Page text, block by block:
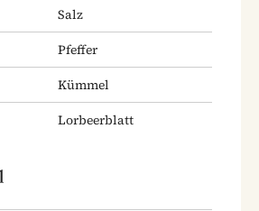
Salz
Pfeffer
Kümmel
Lorbeerblatt